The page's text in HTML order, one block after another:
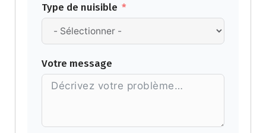
Type de nuisible
Votre message